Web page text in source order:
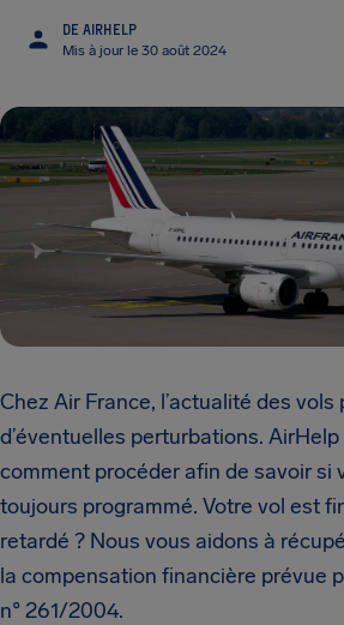
DE AIRHELP
Mis à jour le 30 août 2024
Chez Air France, l’actualité des vols
d’éventuelles perturbations.
comment procéder afin de savoir si
toujours programmé. Votre vol est
retardé ? Nous vous aidons à
la compensation financière prévue
n° 261/2004.